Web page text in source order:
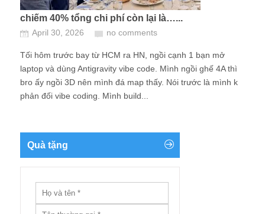
chiếm 40% tổng chi phí còn lại là…...
April 30, 2026 no comments
Tối hôm trước bay từ HCM ra HN, ngồi cạnh 1 bạn mở
laptop và dùng Antigravity vibe code. Mình ngồi ghế 4A thì
bro ấy ngồi 3D nên mình đá map thấy. Nói trước là mình k
phản đối vibe coding. Mình build...
Quà tặng